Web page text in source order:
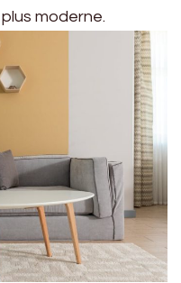
moderne.